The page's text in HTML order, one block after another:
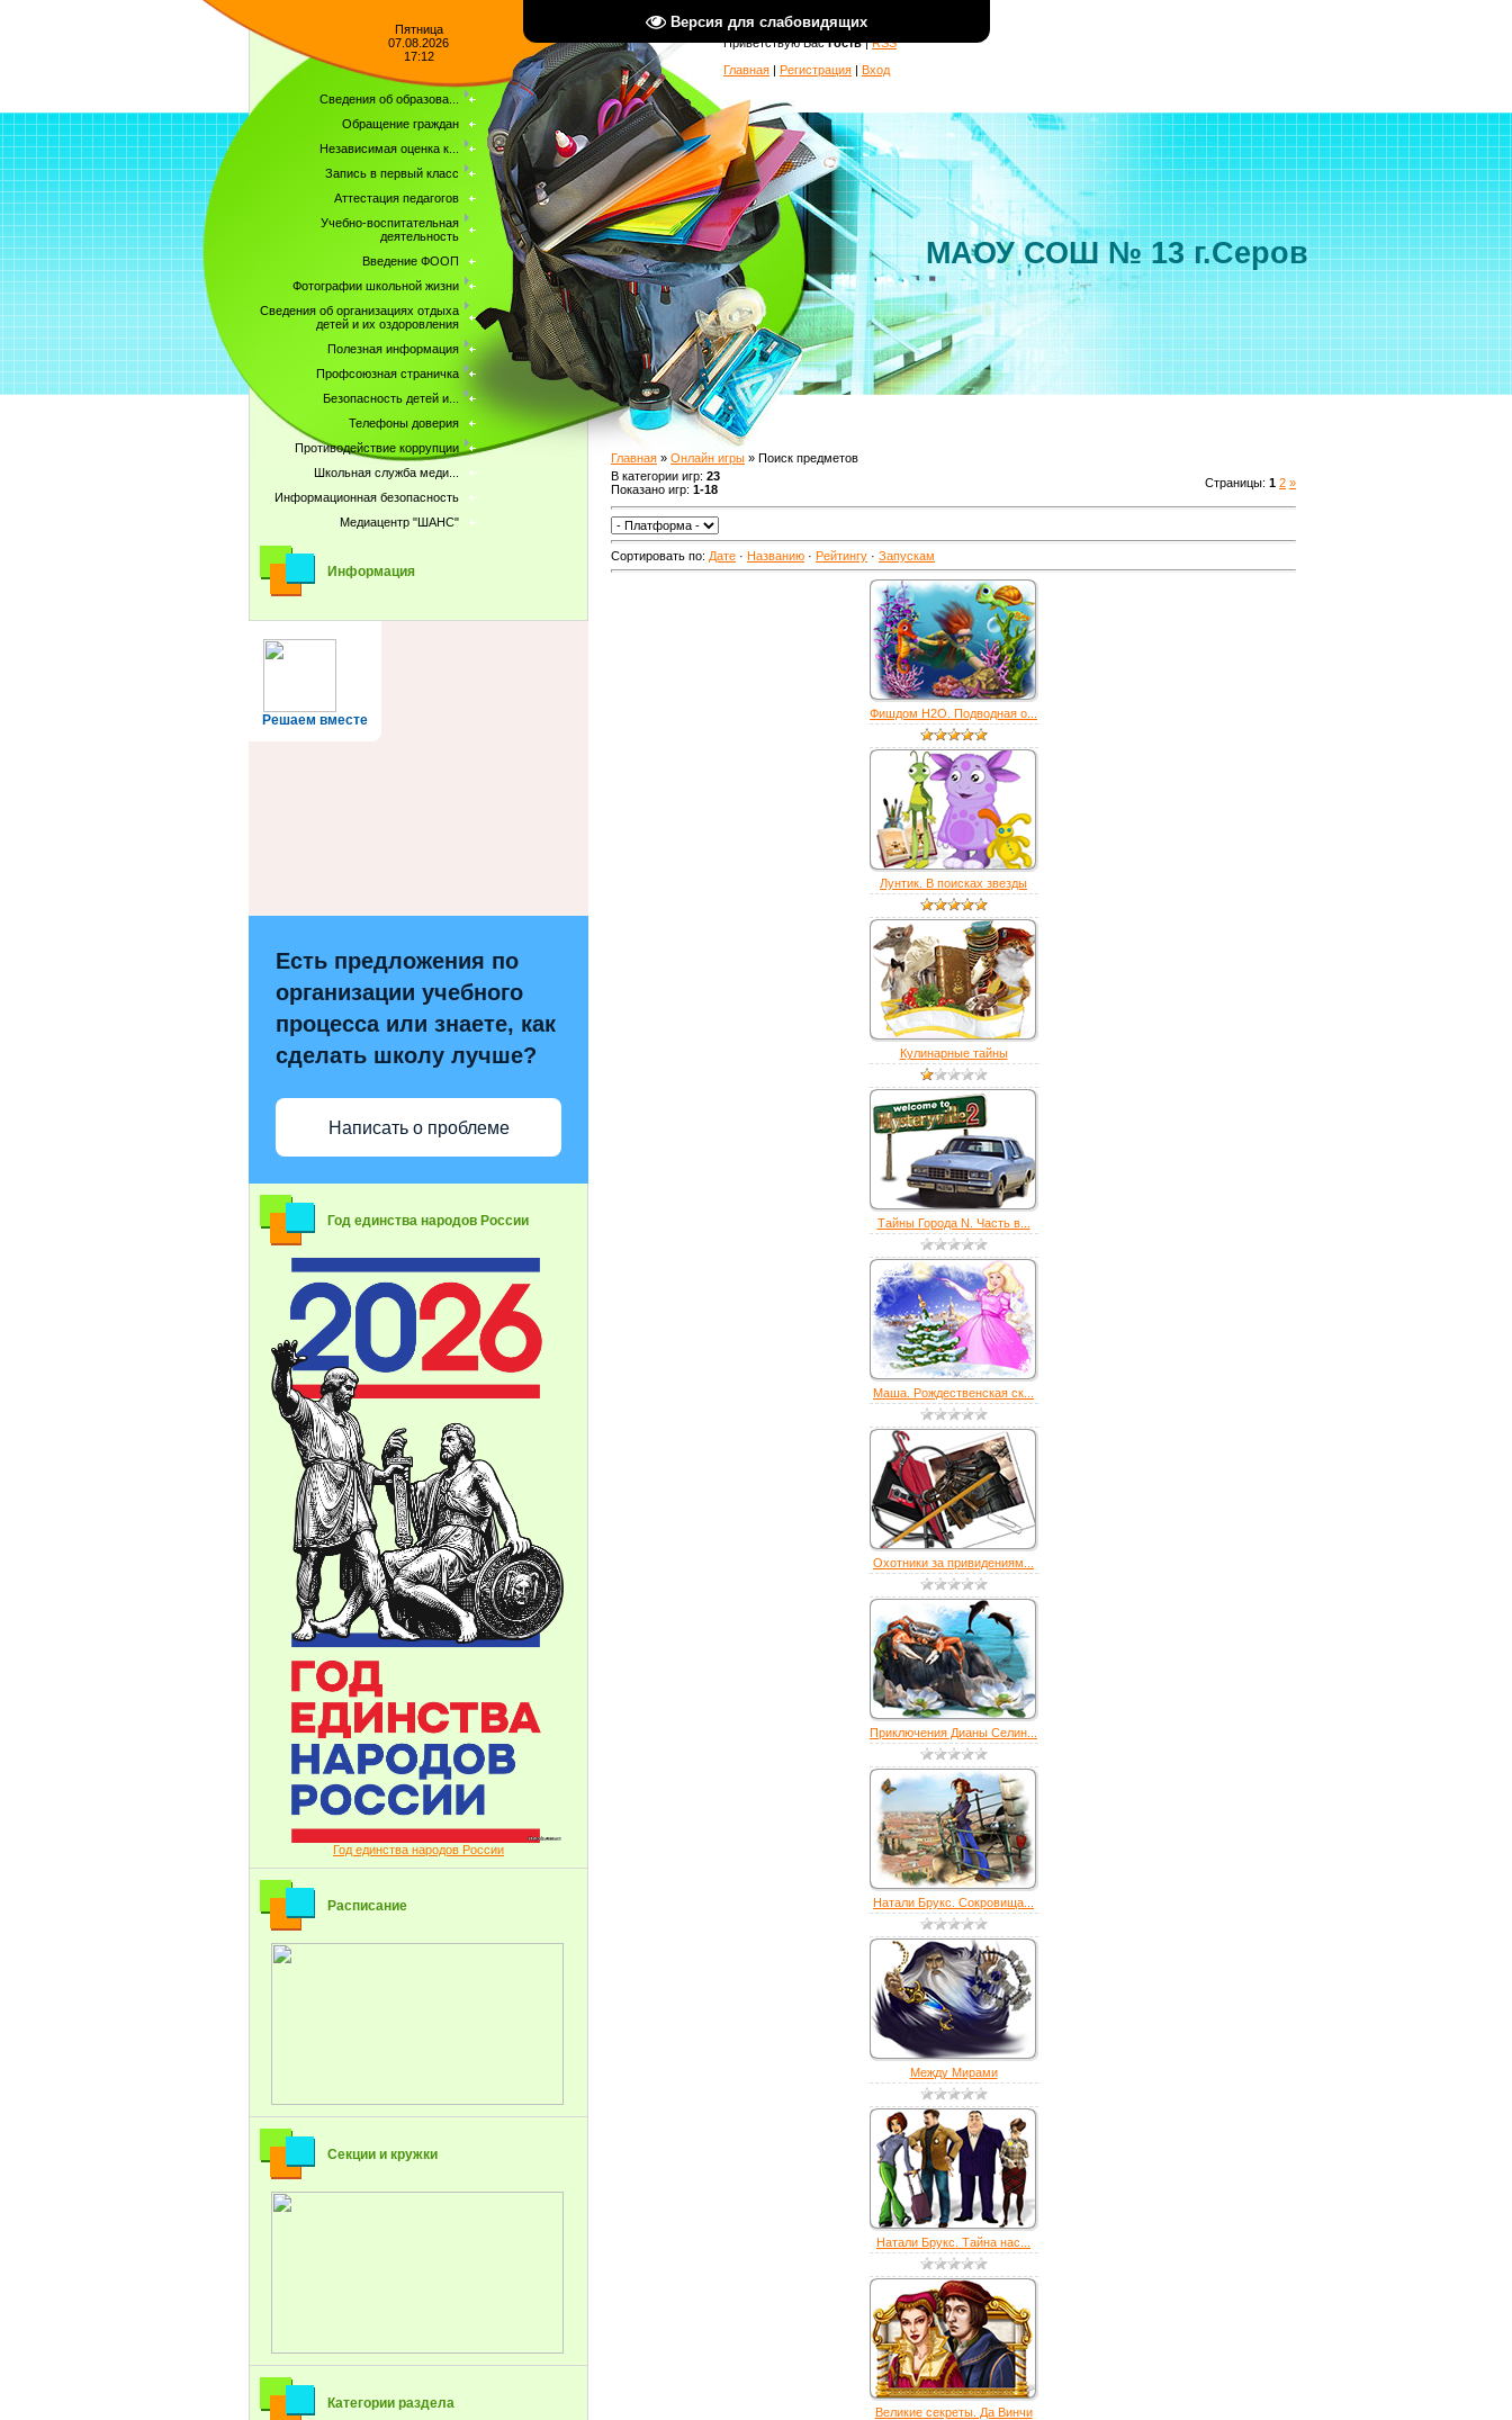
Версия для слабовидящих
Пятница
07.08.2026
17:12
Сведения об образова...
Обращение граждан
Независимая оценка к...
Запись в первый класс
Аттестация педагогов
Учебно-воспитательная
деятельность
Введение ФООП
Фотографии школьной жизни
Сведения об организациях отдыха
детей и их оздоровления
Полезная информация
Профсоюзная страничка
Безопасность детей и...
Телефоны доверия
Противодействие коррупции
Школьная служба меди...
Информационная безопасность
Медиацентр "ШАНС"
Информация
Решаем вместе
Есть предложения по
организации учебного
процесса или знаете, как
сделать школу лучше?
Написать о проблеме
Год единства народов России
Год единства народов России
Расписание
Секции и кружки
Категории раздела
Приветствую Вас Гость|RSS
Главная | Регистрация | Вход
МАОУ СОШ № 13 г.Серов
Главная » Онлайн игры » Поиск предметов
В категории игр: 23
Показано игр: 1-18 Страницы: 1 2 »
Сортировать по: Дате · Названию · Рейтингу · Запускам
Фишдом H2O. Подводная о...
Лунтик. В поисках звезды
Кулинарные тайны
Тайны Города N. Часть в...
Маша. Рождественская ск...
Охотники за привидениям...
Приключения Дианы Селин...
Натали Брукс. Сокровища...
Между Мирами
Натали Брукс. Тайна нас...
Великие секреты. Да Винчи